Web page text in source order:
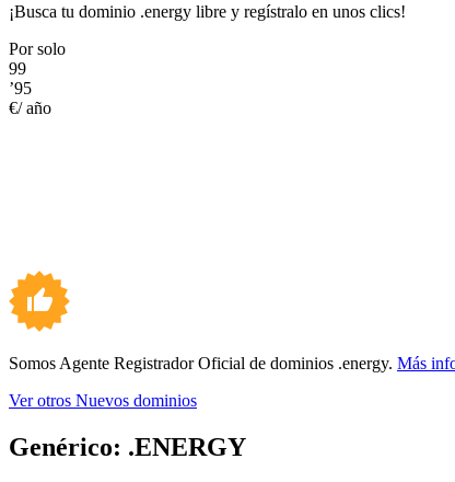
¡Busca tu dominio .energy libre y regístralo en unos clics!
Por solo
99
’95
€/ año
Somos Agente Registrador Oficial de dominios .energy. Más
Ver otros Nuevos dominios
Genérico: .ENERGY